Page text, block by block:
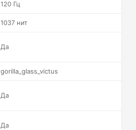
120 Гц
1037 нит
Да
gorilla_glass_victus
Да
Да